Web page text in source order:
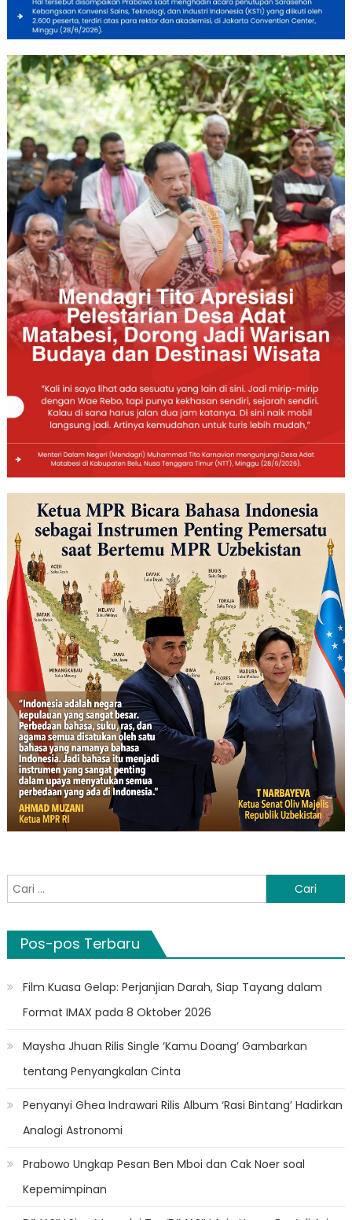
Cari
untuk:
Pos-pos Terbaru
Film Kuasa Gelap: Perjanjian Darah, Siap Tayang dalam
Format IMAX pada 8 Oktober 2026
Maysha Jhuan Rilis Single ‘Kamu Doang’ Gambarkan
tentang Penyangkalan Cinta
Penyanyi Ghea Indrawari Rilis Album ‘Rasi Bintang’ Hadirkan
Analogi Astronomi
Prabowo Ungkap Pesan Ben Mboi dan Cak Noer soal
Kepemimpinan